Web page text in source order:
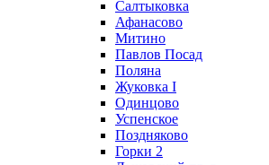
Салтыковка
Афанасово
Митино
Павлов Посад
Поляна
Жуковка I
Одинцово
Успенское
Поздняково
Горки 2